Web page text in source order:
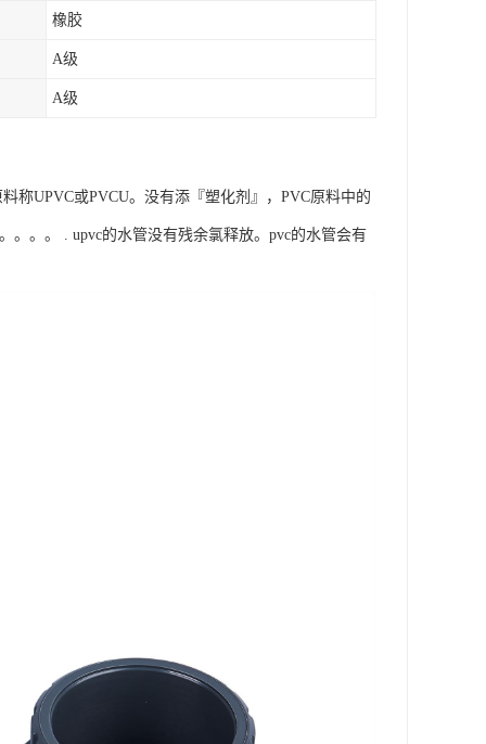
橡胶
A级
A级
称UPVC或PVCU。没有添『塑化剂』，PVC原料中的
。。。 . upvc的水管没有残余氯释放。pvc的水管会有